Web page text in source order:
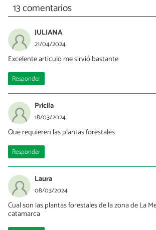
13 comentarios
JULIANA
21/04/2024
Excelente articulo me sirvió bastante
Responder
Pricila
18/03/2024
Que requieren las plantas forestales
Responder
Laura
08/03/2024
Cual son las plantas forestales de la zona de La
catamarca